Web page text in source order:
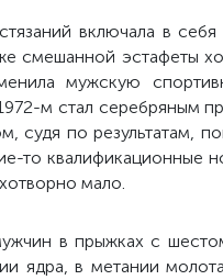
включала в
смешанной эстафеты
мужскую
м стал серебряным
судя по результатам,
то квалификационные
мало.
в прыжках с
ядра, в метании